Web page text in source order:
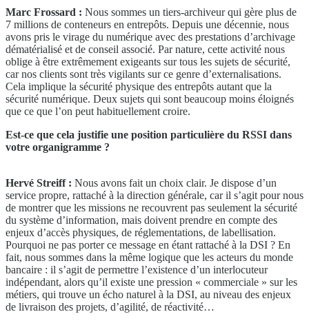
Marc Frossard : Nous sommes un tiers-archiveur qui gère plus de
7 millions de conteneurs en entrepôts. Depuis une décennie, nous
avons pris le virage du numérique avec des prestations d’archivage
dématérialisé et de conseil associé. Par nature, cette activité nous
oblige à être extrêmement exigeants sur tous les sujets de sécurité,
car nos clients sont très vigilants sur ce genre d’externalisations.
Cela implique la sécurité physique des entrepôts autant que la
sécurité numérique. Deux sujets qui sont beaucoup moins éloignés
que ce que l’on peut habituellement croire.
Est-ce que cela justifie une position particulière du RSSI dans
votre organigramme ?
Hervé Streiff : Nous avons fait un choix clair. Je dispose d’un
service propre, rattaché à la direction générale, car il s’agit pour nous
de montrer que les missions ne recouvrent pas seulement la sécurité
du système d’information, mais doivent prendre en compte des
enjeux d’accès physiques, de réglementations, de labellisation.
Pourquoi ne pas porter ce message en étant rattaché à la DSI ? En
fait, nous sommes dans la même logique que les acteurs du monde
bancaire : il s’agit de permettre l’existence d’un interlocuteur
indépendant, alors qu’il existe une pression « commerciale » sur les
métiers, qui trouve un écho naturel à la DSI, au niveau des enjeux
de livraison des projets, d’agilité, de réactivité…